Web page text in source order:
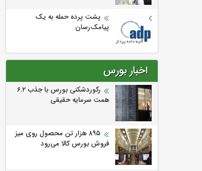
پشت پرده حمله به یک
پیامک‌رسان
اخبار بورس
رکوردشکنی بورس با جذب ۶.۲
همت سرمایه حقیقی
۸۹۵ هزار تن محصول روی میز
فروش بورس کالا می‌‌رود